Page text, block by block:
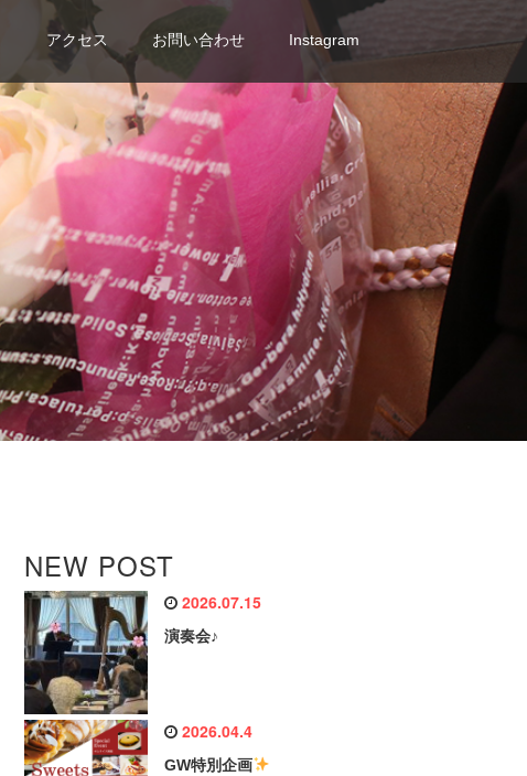
アクセス お問い合わせ Instagram
NEW POST
2026.07.15
演奏会♪
2026.04.4
GW特別企画